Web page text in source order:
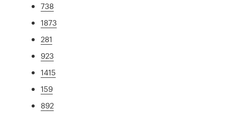
738
1873
281
923
1415
159
892